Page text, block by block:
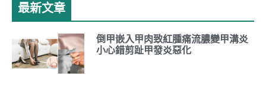
最新文章
倒甲嵌入甲肉致紅腫痛流膿變甲溝炎
小心錯剪趾甲發炎惡化